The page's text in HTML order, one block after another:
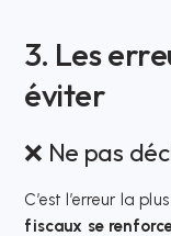
3. Les
éviter
❌ Ne pas
C’est l’erreur la
fiscaux se